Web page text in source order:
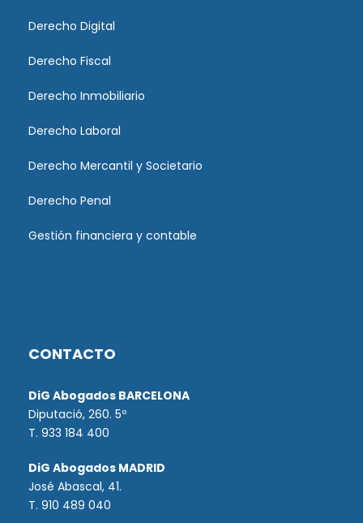
Derecho Digital
Derecho Fiscal
Derecho Inmobiliario
Derecho Laboral
Derecho Mercantil y Societario
Derecho Penal
Gestión financiera y contable
CONTACTO
DiG Abogados BARCELONA
Diputació, 260. 5º
T. 933 184 400
DiG Abogados MADRID
José Abascal, 41.
T. 910 489 040